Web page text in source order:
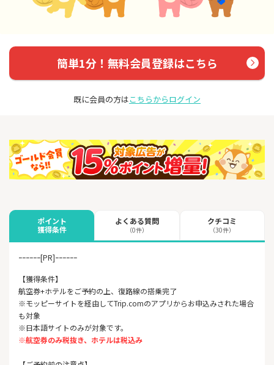
簡単1分！無料会員登録はこちら
既に会員の方はこちらからログイン
ポイント
獲得条件
よくある質問
（0件）
クチコミ
（30件）
ｰｰｰｰｰｰ[PR]ｰｰｰｰｰｰ
【獲得条件】
航空券+ホテルをご予約の上、復路線の搭乗完了
※モッピーサイトを経由してTrip.comのアプリからお申込みされた場合
も対象
※日本語サイトのみが対象です。
※航空券のみ税抜き、ホテルは税込み